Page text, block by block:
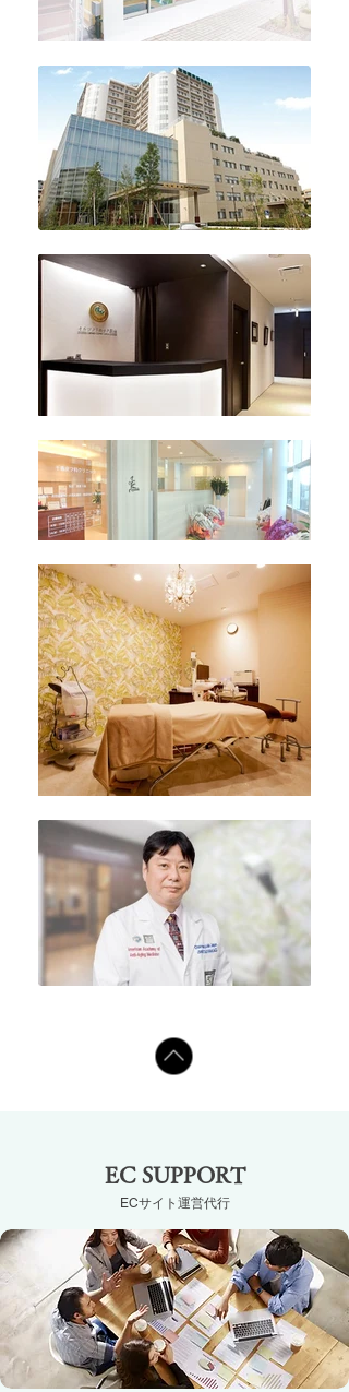
EC SUPPORT
​ECサイト運営代行